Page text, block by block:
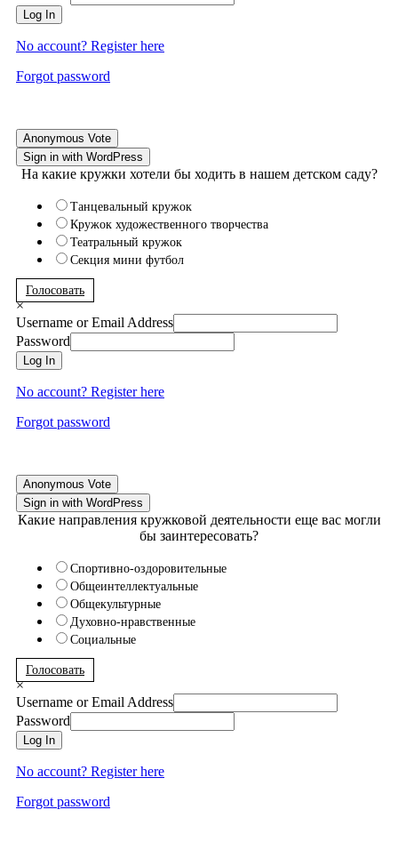
Log In
No account? Register here
Forgot password
Anonymous Vote
Sign in with WordPress
На какие кружки хотели бы ходить в нашем детском саду?
Танцевальный кружок
Кружок художественного творчества
Театральный кружок
Секция мини футбол
Голосовать
×
Username or Email Address
Password
Log In
No account? Register here
Forgot password
Anonymous Vote
Sign in with WordPress
Какие направления кружковой деятельности еще вас могли
бы заинтересовать?
Спортивно-оздоровительные
Общеинтеллектуальные
Общекультурные
Духовно-нравственные
Социальные
Голосовать
×
Username or Email Address
Password
Log In
No account? Register here
Forgot password